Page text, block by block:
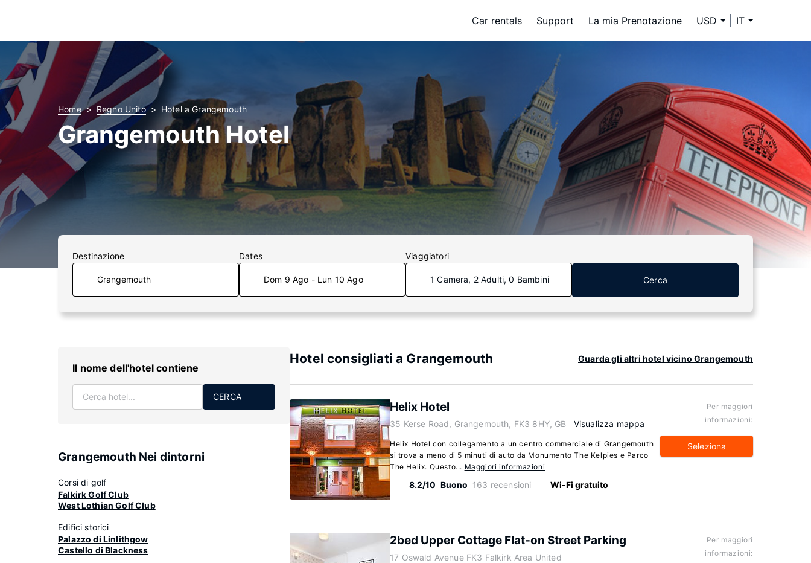
Car rentals Support La mia Prenotazione USD IT
Home Regno Unito Hotel a Grangemouth
Grangemouth Hotel
Destinazione Dates
Dom 9 Ago - Lun 10 Ago
Viaggiatori
1 Camera, 2 Adulti, 0 Bambini Cerca
Il nome dell'hotel contiene
CERCA
Grangemouth Nei dintorni
Corsi di golf
Falkirk Golf Club
West Lothian Golf Club
Edifici storici
Palazzo di Linlithgow
Castello di Blackness
Hotel consigliati a Grangemouth Guarda gli altri hotel vicino Grangemouth
Helix Hotel
35 Kerse Road, Grangemouth, FK3 8HY, GB Visualizza mappa
Helix Hotel con collegamento a un centro commerciale di Grangemouth
si trova a meno di 5 minuti di auto da Monumento The Kelpies e Parco
The Helix. Questo... Maggiori informazioni
8.2/10 Buono 163 recensioni Wi-Fi gratuito
Per maggiori
informazioni:
Seleziona
2bed Upper Cottage Flat-on Street Parking
17 Oswald Avenue FK3 Falkirk Area United
Per maggiori
informazioni: